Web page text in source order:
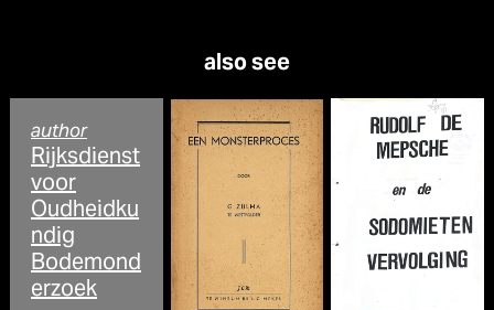
also see
author
Rijksdienst
voor
Oudheidku
ndig
Bodemond
erzoek